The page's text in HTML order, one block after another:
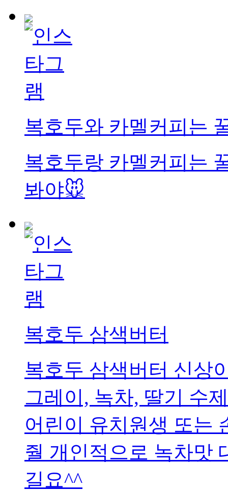
복호두와 카멜커피는
복호두랑 카멜커피는
봐야🐭
복호두 삼색버터
복호두 삼색버터 신상
그레이, 녹차, 딸기 수
어린이 유치원생 또는
줠 개인적으로 녹차맛
길요^^